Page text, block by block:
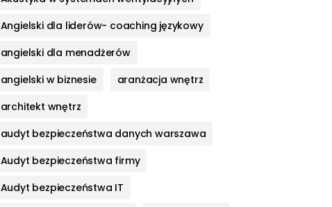
Angielski dla liderów- coaching językowy
angielski dla menadżerów
angielski w biznesie
aranżacja wnętrz
architekt wnętrz
audyt bezpieczeństwa danych warszawa
Audyt bezpieczeństwa firmy
Audyt bezpieczeństwa IT